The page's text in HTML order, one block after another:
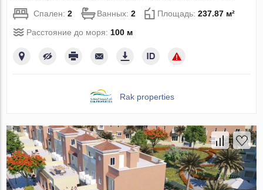
Спален:2 Ванных:2 Площадь:237.87 м²
Расстояние до моря: 100 м
Rak properties